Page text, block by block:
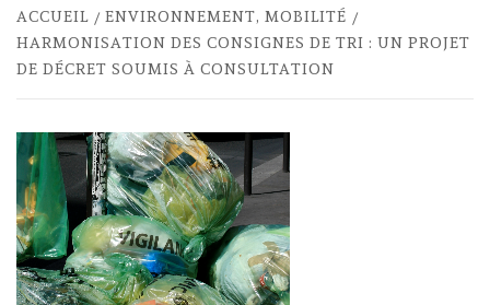
ACCUEIL
ENVIRONNEMENT, MOBILITÉ
HARMONISATION DES CONSIGNES DE TRI : UN PROJET
DE DÉCRET SOUMIS À CONSULTATION